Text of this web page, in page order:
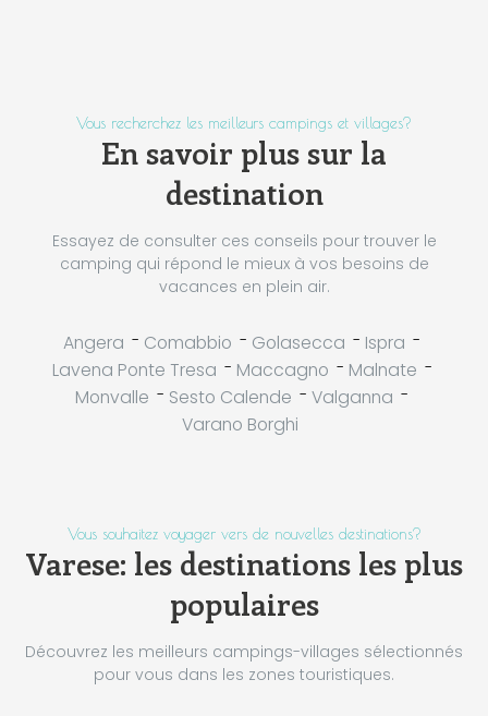
Vous recherchez les meilleurs campings et villages?
En savoir plus sur la
destination
Essayez de consulter ces conseils pour trouver le
camping qui répond le mieux à vos besoins de
vacances en plein air.
Angera - Comabbio - Golasecca - Ispra -
Lavena Ponte Tresa - Maccagno - Malnate -
Monvalle - Sesto Calende - Valganna -
Varano Borghi
Vous souhaitez voyager vers de nouvelles destinations?
Varese: les destinations les plus
populaires
Découvrez les meilleurs campings-villages sélectionnés
pour vous dans les zones touristiques.